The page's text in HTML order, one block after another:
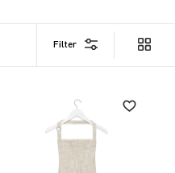
Filter